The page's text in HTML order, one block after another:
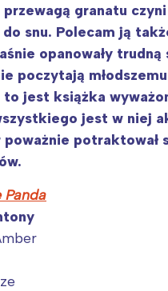
granatu
snu. Polecam ją
opanowały trudną
poczytają młodszemu
jest książka
jest w niej
potraktował
Panda